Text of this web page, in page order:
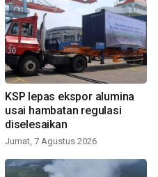
KSP lepas ekspor alumina
usai hambatan regulasi
diselesaikan
Jumat, 7 Agustus 2026